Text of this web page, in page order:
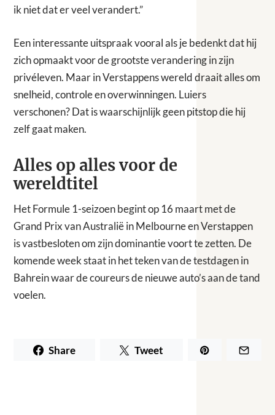
ik niet dat er veel verandert.”
Een interessante uitspraak vooral als je bedenkt dat hij
zich opmaakt voor de grootste verandering in zijn
privéleven. Maar in Verstappens wereld draait alles om
snelheid, controle en overwinningen. Luiers
verschonen? Dat is waarschijnlijk geen pitstop die hij
zelf gaat maken.
Alles op alles voor de
wereldtitel
Het Formule 1-seizoen begint op 16 maart met de
Grand Prix van Australië in Melbourne en Verstappen
is vastbesloten om zijn dominantie voort te zetten. De
komende week staat in het teken van de testdagen in
Bahrein waar de coureurs de nieuwe auto’s aan de tand
voelen.
Share Tweet